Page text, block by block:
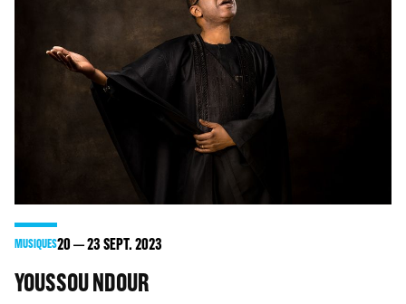
MUSIQUES20 23SEPT. 2023
YOUSSOU NDOUR